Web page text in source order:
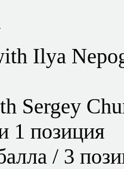
Ilya
Sergey
1 позиция
/ 3